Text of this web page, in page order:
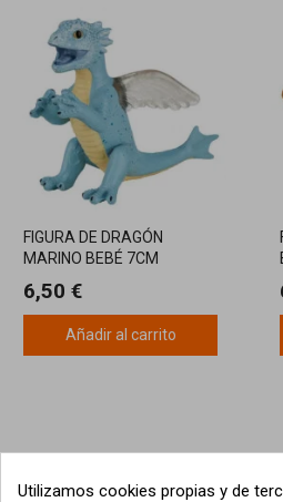
FIGURA DE DRAGÓN
MARINO BEBÉ 7CM
6,50 €
Añadir al carrito
Utilizamos cookies propias y de